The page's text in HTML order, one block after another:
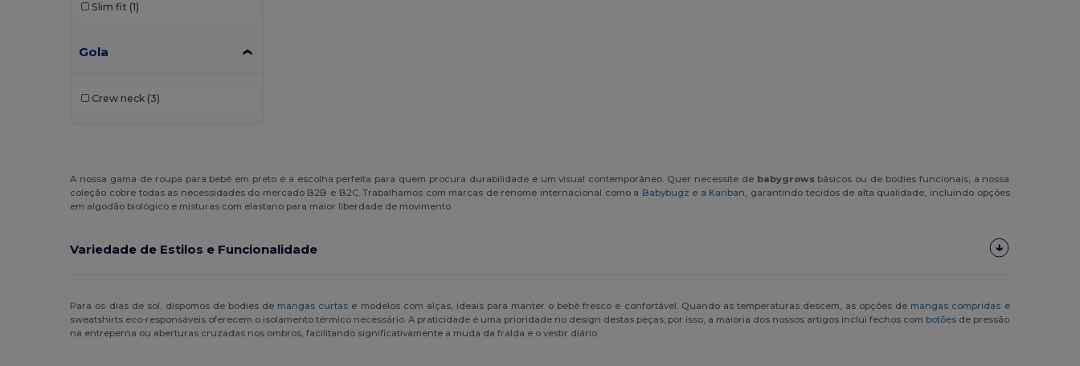
Slim fit (1)
Gola
Crew neck (3)
A nossa gama de roupa para bebé em preto é a escolha perfeita para quem procura durabilidade e um visual contemporâneo. Quer necessite de babygrowsbásicos ou de bodies funcionais, a nossa
coleção cobre todas as necessidades do mercado B2B e B2C. Trabalhamos com marcas de renome internacional como a Babybugz e a Kariban
, garantindo tecidos de alta qualidade, incluindo opções
em algodão biológico e misturas com elastano para maior liberdade de movimento.
Variedade de Estilos e Funcionalidade
Para os dias de sol, dispomos de bodies de mangas curtas e modelos com alças, ideais para manter o bebé fresco e confortável. Quando as temperaturas descem, as opções de mangas compridas e
sweatshirts eco-responsáveis oferecem o isolamento térmico necessário. A praticidade é uma prioridade no design destas peças; por isso, a maioria dos nossos artigos inclui fechos com botões de pressão
na entreperna ou aberturas cruzadas nos ombros, facilitando significativamente a muda da fralda e o vestir diário.